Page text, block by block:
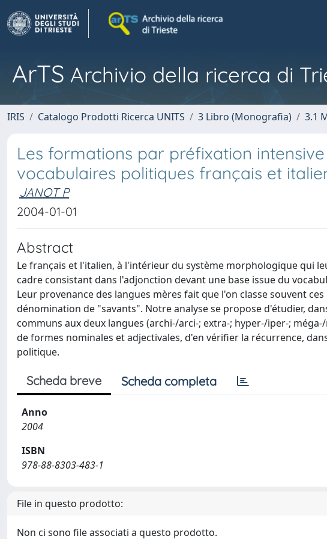
ArTS Archivio della ricerca di
IRIS Catalogo Prodotti Ricerca UNITS 3 Libro (Monografia) 3.1
Les formations par préfixation
vocabulaires politiques français et
JANOT P
2004-01-01
Abstract
Le français et l'italien, à l'intérieur du système morphologique qui
cadre consistant dans l'adjonction devant une base issue du
Leur provenance des langues mères fait que l'on classe souvent
dénomination de "savants". Notre analyse se propose d'étudier,
communs aux deux langues (archi-/arci-; extra-; hyper-/iper-;
de formes nominales et adjectivales, d'en vérifier la récurrence,
politique.
Scheda breve Scheda completa
Anno
2004
ISBN
978-88-8303-483-1
File in questo prodotto:
Non ci sono file associati a questo prodotto.